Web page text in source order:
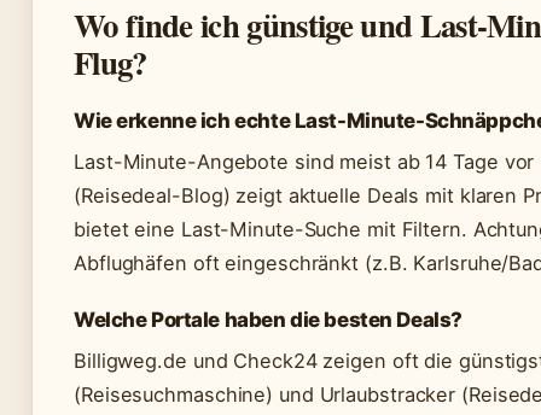
Wo finde ich günstige und Last-
Flug?
Wie erkenne ich echte Last-Minute-
Last-Minute-Angebote sind meist ab 14 Tage
(Reisedeal-Blog) zeigt aktuelle Deals mit klaren
bietet eine Last-Minute-Suche mit Filtern.
Abflughäfen oft eingeschränkt (z.B. Karlsruhe/
Welche Portale haben die besten Deals?
Billigweg.de und Check24 zeigen oft die
(Reisesuchmaschine) und Urlaubstracker